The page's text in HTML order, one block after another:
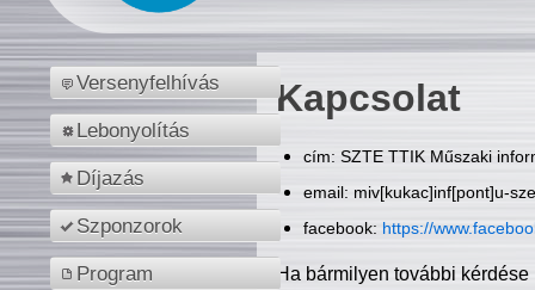
Versenyfelhívás
Lebonyolítás
Díjazás
Szponzorok
Program
Kapcsolat
cím: SZTE TTIK Műszaki
email: miv[kukac]inf[pont]u-
facebook: https://
Ha bármilyen további